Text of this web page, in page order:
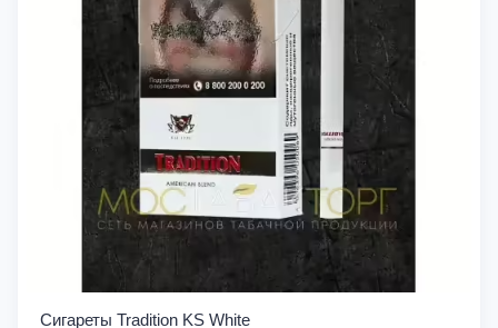
Сигареты Tradition KS White